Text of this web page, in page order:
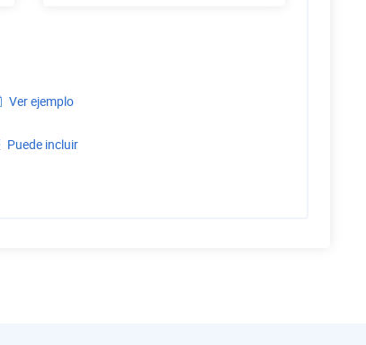
Ver ejemplo
Puede incluir